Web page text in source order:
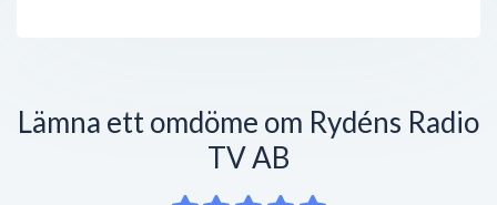
Lämna ett omdöme om Rydéns Radio
TV AB